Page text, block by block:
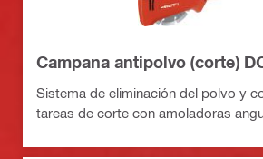
Campana antipolvo (corte)
Sistema de eliminación del polvo y
tareas de corte con amoladoras